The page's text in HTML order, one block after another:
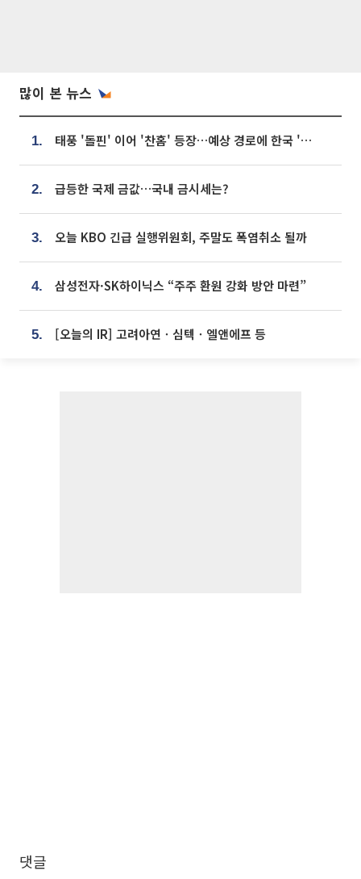
많이 본 뉴스
1. 태풍 '돌핀' 이어 '찬홈' 등장…예상 경로에 한국 '한숨'
2. 급등한 국제 금값…국내 금시세는?
3. 오늘 KBO 긴급 실행위원회, 주말도 폭염취소 될까
4. 삼성전자·SK하이닉스 “주주 환원 강화 방안 마련”
5. [오늘의 IR] 고려아연ㆍ심텍ㆍ엘앤에프 등
댓글